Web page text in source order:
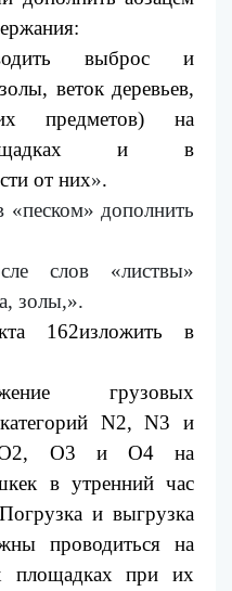
выброс и
веток деревьев,
предметов) на
и в
от них».
«песком» дополнить
слов «листвы»
золы,».
162изложить в
грузовых
категорий N2, N3 и
О2, О3 и О4 на
в утреннийчас
и выгрузка
проводиться на
площадкахпри их